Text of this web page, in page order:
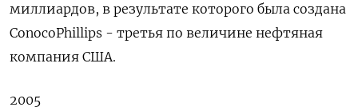
миллиардов, в результате которого была создана
ConocoPhillips - третья по величине нефтяная
компания США.
2005